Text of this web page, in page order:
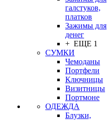
галстуков,
платков
Зажимы для
денег
+ ЕЩЕ 1
СУМКИ
Чемоданы
Портфели
Ключницы
Визитницы
Портмоне
ОДЕЖДА
Блузки,